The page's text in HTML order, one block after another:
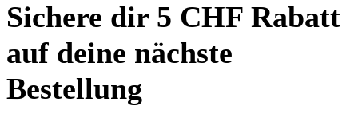
Sichere dir 5 CHF Rabatt
auf deine nächste
Bestellung